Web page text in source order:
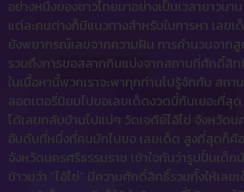
อย่างหนึ่งของชาวไทยมาอย่างเป็นเวลายาวน
แต่ละคนต่างก็มีแนวทางสำหรับในการหา เลข
ยังพยากรณ์เลขจากความฝัน การคำนวนจาก
รวมถึงการขอสลากกินแบ่งจากสถานที่ศักดิ์สิ
ในเนื้อหานี้พวกเราจะพาทุกท่านไปรู้จักกับ สถ
ลอตเตอรี่นิยมไปขอเลขเด็ดงวดนี้กันเยอะที่สุ
ได้เลขกลับบ้านไปแน่ๆ วัดเจดีย์ไอ้ไข่ จังหวัดน
อันดับที่หนึ่งที่คนมักไปขอ เลขเด็ด สูงที่สุดก็คือ
จังหวัดนครศรีธรรมราช เช้าใจกันว่ารูปปั้นเด็
ข้าวมว่า “ไอ้ไข่” มีความศักดิ์สิทธิ์รวมทั้งให้เล